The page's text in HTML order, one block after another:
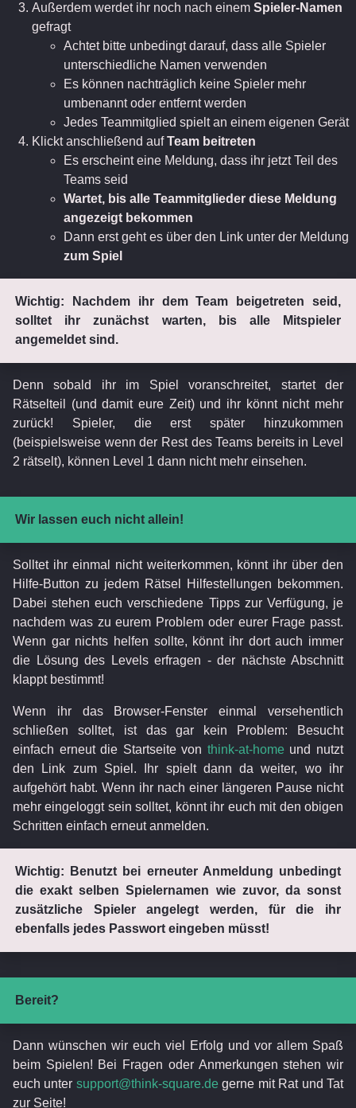
Außerdem werdet ihr noch nach einem Spieler-Namen
gefragt
Achtet bitte unbedingt darauf, dass alle Spieler
unterschiedliche Namen verwenden
Es können nachträglich keine Spieler mehr
umbenannt oder entfernt werden
Jedes Teammitglied spielt an einem eigenen Gerät
Klickt anschließend aufTeam beitreten
Es erscheint eine Meldung, dass ihr jetzt Teil des
Teams seid
Wartet, bis alle Teammitglieder diese Meldung
angezeigt bekommen
Dann erst geht es über den Link unter der Meldung
zum Spiel
Wichtig: Nachdem ihr dem Team beigetreten seid,
solltet ihr zunächst warten, bis alle Mitspieler
angemeldet sind.
Denn sobald ihr im Spiel voranschreitet, startet der
Rätselteil (und damit eure Zeit) und ihr könnt nicht mehr
zurück! Spieler, die erst später hinzukommen
(beispielsweise wenn der Rest des Teams bereits in Level
2 rätselt), können Level 1 dann nicht mehr einsehen.
Wir lassen euch nicht allein!
Solltet ihr einmal nicht weiterkommen, könnt ihr über den
Hilfe-Button zu jedem Rätsel Hilfestellungen bekommen.
Dabei stehen euch verschiedene Tipps zur Verfügung, je
nachdem was zu eurem Problem oder eurer Frage passt.
Wenn gar nichts helfen sollte, könnt ihr dort auch immer
die Lösung des Levels erfragen - der nächste Abschnitt
klappt bestimmt!
Wenn ihr das Browser-Fenster einmal versehentlich
schließen solltet, ist das gar kein Problem: Besucht
einfach erneut die Startseite von think-at-home und nutzt
den Link zum Spiel. Ihr spielt dann da weiter, wo ihr
aufgehört habt. Wenn ihr nach einer längeren Pause nicht
mehr eingeloggt sein solltet, könnt ihr euch mit den obigen
Schritten einfach erneut anmelden.
Wichtig: Benutzt bei erneuter Anmeldung unbedingt
die exakt selben Spielernamen wie zuvor, da sonst
zusätzliche Spieler angelegt werden, für die ihr
ebenfalls jedes Passwort eingeben müsst!
Bereit?
Dann wünschen wir euch viel Erfolg und vor allem Spaß
beim Spielen! Bei Fragen oder Anmerkungen stehen wir
euch unter support@think-square.de gerne mit Rat und Tat
zur Seite!